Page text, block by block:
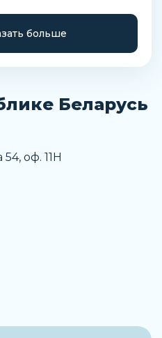
в сборе
больше
Беларусь
оф. 11H